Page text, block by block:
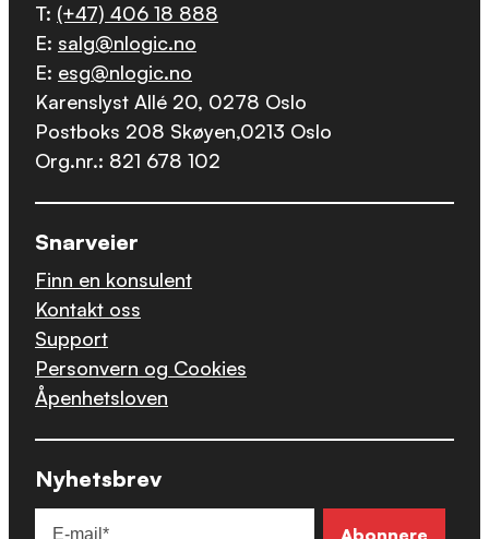
T: (+47) 406 18 888
E: salg@nlogic.no
E: esg@nlogic.no
Karenslyst Allé 20, 0278 Oslo
Postboks 208 Skøyen,0213 Oslo
Org.nr.: 821 678 102
Snarveier
Finn en konsulent
Kontakt oss
Support
Personvern og Cookies
Åpenhetsloven
Nyhetsbrev